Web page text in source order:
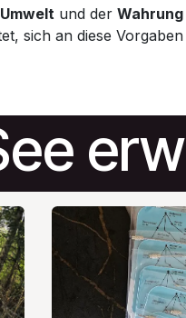
und der
sich an diese